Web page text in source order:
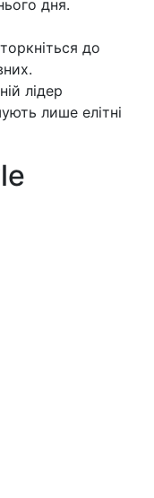
дня.
до
лідер
лише елітні